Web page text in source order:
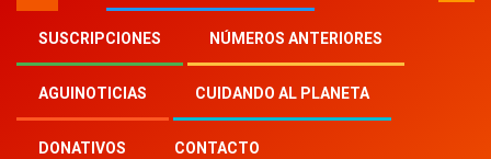
SUSCRIPCIONES NÚMEROS ANTERIORES
AGUINOTICIAS CUIDANDO AL PLANETA
DONATIVOS CONTACTO
Inicio Aguinoticias DOMINF